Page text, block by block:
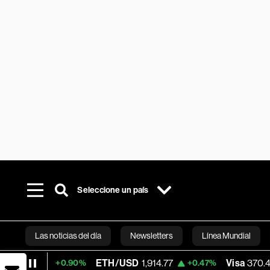
Seleccione un país
Las noticias del día Newsletters Línea Mundial
Bloomberg
ETH/USD 1,914.77 +0.47% Visa 370.47